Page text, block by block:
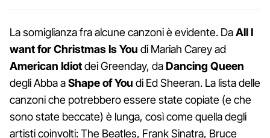
La somiglianza fra alcune canzoni è evidente. DaAll I
want for Christmas Is You di Mariah Carey ad
American Idiotdei Greenday, daDancing Queen
degli Abba aShape of You di Ed Sheeran. La lista delle
canzoni che potrebbero essere state copiate (e che
sono state beccate) è lunga, così come quella degli
artisti coinvolti: The Beatles, Frank Sinatra, Bruce